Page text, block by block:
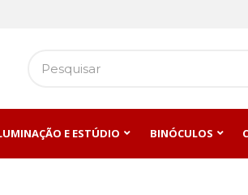
E ESTÚDIO BINÓCULOS